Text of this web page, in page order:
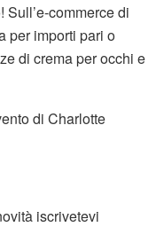
commerce di
per importi pari o
di crema per occhi e
di Charlotte
iscrivetevi